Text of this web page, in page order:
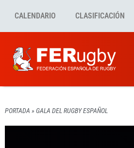
CALENDARIO CLASIFICACIÓN
PORTADA » GALA DEL RUGBY ESPAÑOL